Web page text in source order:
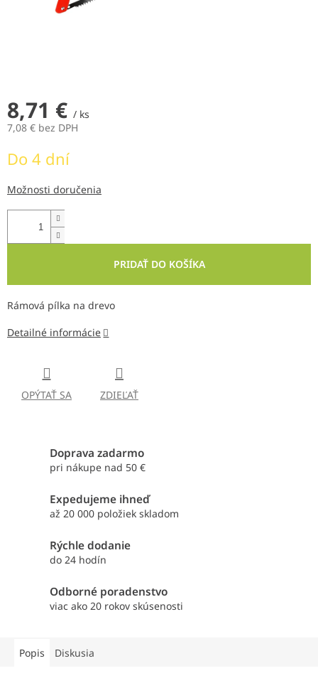
8,71 € / ks
7,08 € bez DPH
cena:
Do 4 dní
Možnosti doručenia
PRIDAŤ DO KOŠÍKA
Rámová pílka na drevo
Detailné informácie
OPÝTAŤ SA ZDIEĽAŤ
Doprava zadarmo
pri nákupe nad 50 €
Expedujeme ihneď
až 20 000 položiek skladom
Rýchle dodanie
do 24 hodín
Odborné poradenstvo
viac ako 20 rokov skúsenosti
Popis Diskusia